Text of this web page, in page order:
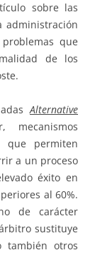
sobre las
administración
que
de los
Alternative
que permiten
a un proceso
éxito en
al 60%.
de carácter
sustituye
otros